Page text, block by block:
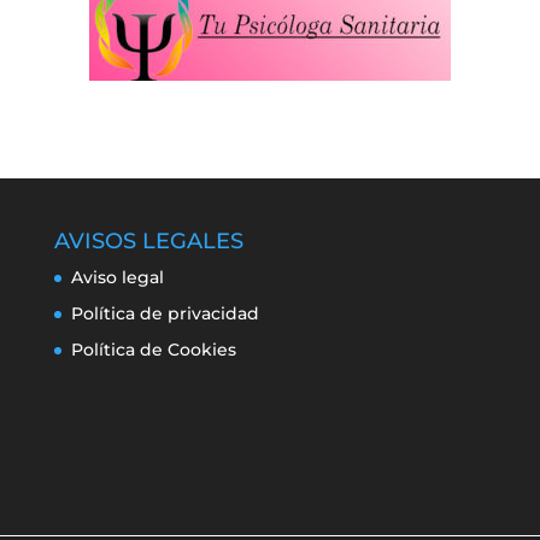
AVISOS LEGALES
Aviso legal
Política de privacidad
Política de Cookies